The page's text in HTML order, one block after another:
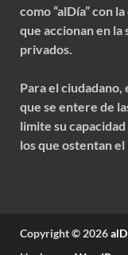
como “alDía” con
que accionan en la
privados.
Para el
que se entere de
limite su
los que ostentan el
Copyright © 2026